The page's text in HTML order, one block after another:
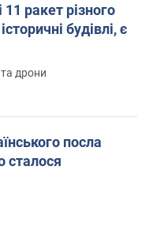
ракет різного
будівлі, є
дрони
посла
сталося